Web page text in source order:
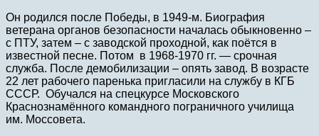
Он родился после Победы, в 1949-м. Биография
ветерана органов безопасности началась обыкновенно –
с ПТУ, затем – с заводской проходной, как поётся в
известной песне. Потом в 1968-1970 гг. — срочная
служба. После демобилизации – опять завод. В возрасте
22 лет рабочего паренька пригласили на службу в КГБ
СССР. Обучался на спецкурсе Московского
Краснознамённого командного пограничного училища
им. Моссовета.